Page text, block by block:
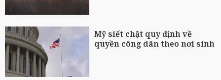
Mỹ siết chặt quy định về
quyền công dân theo nơi sinh